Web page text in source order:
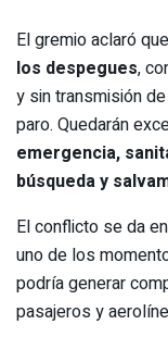
El gremio aclaró
los despegues,
y sin transmisión
paro. Quedarán
emergencia,
búsqueda y
El conflicto se da
uno de los
podría generar
pasajeros y